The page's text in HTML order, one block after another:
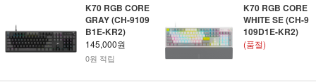
K70 RGB CORE
GRAY (CH-9109
B1E-KR2)
145,000원
0원 적립
K70 RGB CORE
WHITE SE (CH-9
109D1E-KR2)
(품절)